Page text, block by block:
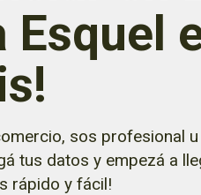
Esquel
sos profesional
tus datos y empezá a
rápido y fácil!